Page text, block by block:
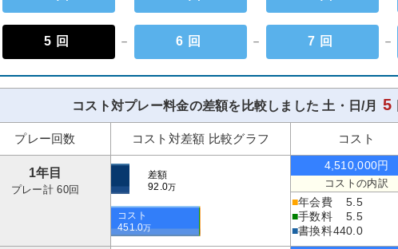
5回 － 6回 － 7回 －
コスト対プレー料金の差額を比較しました 土・日/月 5
プレー回数 コスト対差額 比較グラフ コスト
1年目
プレー計 60回
差額
92.0万
コスト
451.0万
4,510,000円
コストの内訳
■年会費
5.5
■手数料
5.5
■書換料440.0